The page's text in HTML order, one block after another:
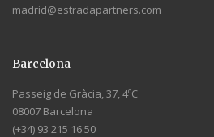
madrid@estradapartners.com
Barcelona
Passeig de Gràcia, 37, 4ºC
08007 Barcelona
(+34) 93 215 16 50